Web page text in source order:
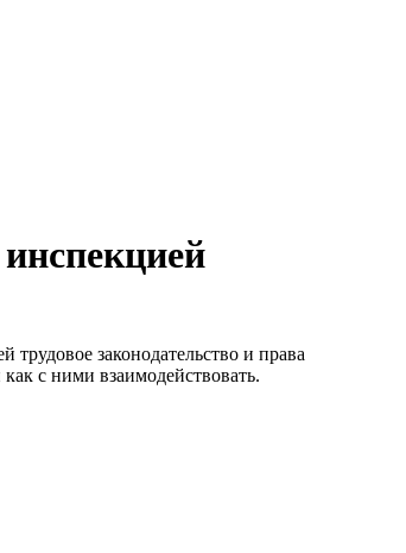
законодательство и права
с ними взаимодействовать.